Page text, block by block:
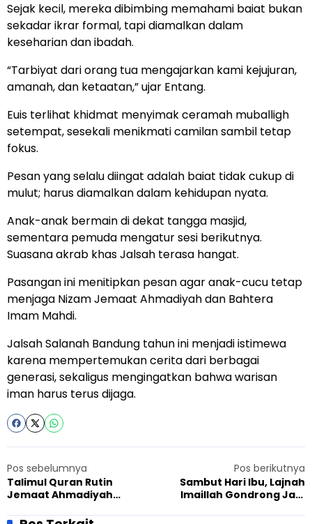
Sejak kecil, mereka dibimbing memahami baiat bukan
sekadar ikrar formal, tapi diamalkan dalam
keseharian dan ibadah.
“Tarbiyat dari orang tua mengajarkan kami kejujuran,
amanah, dan ketaatan,” ujar Entang.
Euis terlihat khidmat menyimak ceramah muballigh
setempat, sesekali menikmati camilan sambil tetap
fokus.
Pesan yang selalu diingat adalah baiat tidak cukup di
mulut; harus diamalkan dalam kehidupan nyata.
Anak-anak bermain di dekat tangga masjid,
sementara pemuda mengatur sesi berikutnya.
Suasana akrab khas Jalsah terasa hangat.
Pasangan ini menitipkan pesan agar anak-cucu tetap
menjaga Nizam Jemaat Ahmadiyah dan Bahtera
Imam Mahdi.
Jalsah Salanah Bandung tahun ini menjadi istimewa
karena mempertemukan cerita dari berbagai
generasi, sekaligus mengingatkan bahwa warisan
iman harus terus dijaga.
Pos sebelumnya
Talimul Quran Rutin
Jemaat Ahmadiyah
Mahasiswa Jamiah
Pos berikutnya
Sambut Hari Ibu, Lajnah
Imaillah Gondrong Jadi